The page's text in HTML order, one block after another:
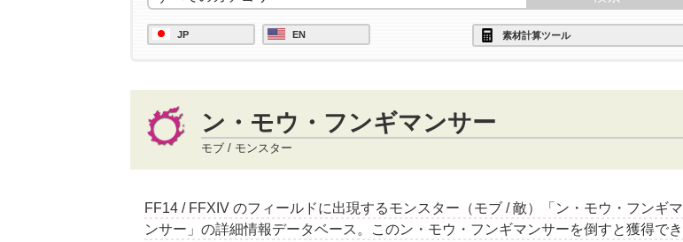
JP EN 素材計算ツール
ン・モウ・フンギマンサー
モブ / モンスター
FF14 / FFXIV のフィールドに出現するモンスター（モブ / 敵）「ン・モウ・フンギマ
ンサー」の詳細情報データベース。このン・モウ・フンギマンサーを倒すと獲得でき